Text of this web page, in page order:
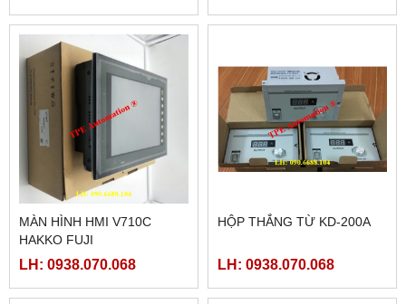
MÀN HÌNH HMI V710C
HAKKO FUJI
LH: 0938.070.068
HỘP THẮNG TỪ KD-200A
LH: 0938.070.068